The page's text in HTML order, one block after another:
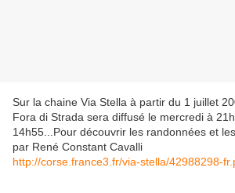
Sur la chaine Via Stella à partir du 1 juillet
Fora di Strada sera diffusé le mercredi à
14h55...Pour découvrir les randonnées et
par René Constant Cavalli
http://corse.france3.fr/via-stella/42988298-